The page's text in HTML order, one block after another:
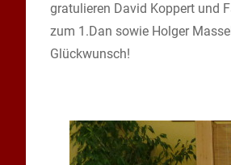
gratulieren David Koppert und
zum 1.Dan sowie Holger
Glückwunsch!